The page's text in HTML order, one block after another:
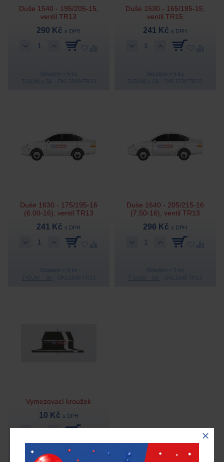
Duše 1540 - 195/205-15,
ventil TR13
290 Kč s DPH
Skladem > 5 ks
Duše 1530 - 165/185-15,
ventil TR15
241 Kč s DPH
Skladem > 5 ks
Duše 1630 - 175/195-16
(6.00-16), ventil TR13
241 Kč s DPH
Skladem > 5 ks
Duše 1640 - 205/215-16
(7,50-16), ventil TR13
296 Kč s DPH
Skladem > 5 ks
Vymezovací kroužek
10 Kč s DPH
Skladem > 100 ks